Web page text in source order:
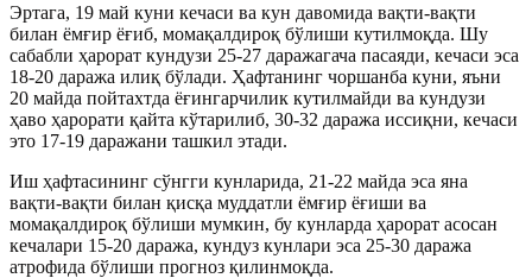
Эртага, 19 май куни кечаси ва кун давомида вақти-вақти
билан ёмғир ёғиб, момақалдироқ бўлиши кутилмоқда. Шу
сабабли ҳарорат кундузи 25-27 даражагача пасаяди, кечаси эса
18-20 даража илиқ бўлади. Ҳафтанинг чоршанба куни, яъни
20 майда пойтахтда ёғингарчилик кутилмайди ва кундузи
ҳаво ҳарорати қайта кўтарилиб, 30-32 даража иссиқни, кечаси
это 17-19 даражани ташкил этади.
Иш ҳафтасининг сўнгги кунларида, 21-22 майда эса яна
вақти-вақти билан қисқа муддатли ёмғир ёғиши ва
момақалдироқ бўлиши мумкин, бу кунларда ҳарорат асосан
кечалари 15-20 даража, кундуз кунлари эса 25-30 даража
атрофида бўлиши прогноз қилинмоқда.